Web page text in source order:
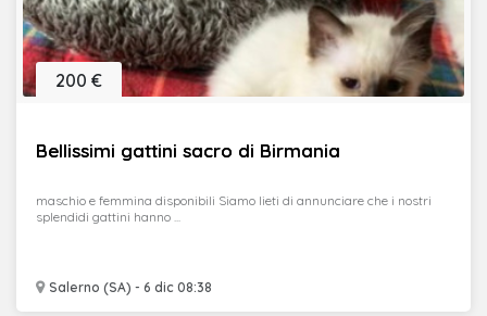
Bellissimi gattini sacro di Birmania
Salerno (SA) - 6 dic 08:38
200 €
maschio e femmina disponibili Siamo lieti di annunciare che i nostri
splendidi gattini hanno ...